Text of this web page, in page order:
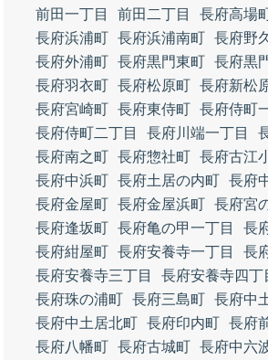
前田一丁目
前田二丁目 長府高場
長府浜浦町 長府浜浦南町 長府野
長府外浦町 長府黒門東町 長府黒
長府羽衣町 長府松原町 長府新松
長府宮崎町 長府東侍町 長府侍町
長府侍町二丁目
長府川端一丁目
長府南之町 長府惣社町 長府古江
長府中浜町 長府土居の内町 長府
長府金屋町 長府金屋浜町 長府宮
長府逢坂町 長府亀の甲一丁目
長
長府紺屋町 長府安養寺一丁目
長
長府安養寺三丁目
長府安養寺四丁
長府珠の浦町 長府三島町 長府中
長府中土居北町 長府印内町 長府
長府八幡町 長府古城町 長府中六